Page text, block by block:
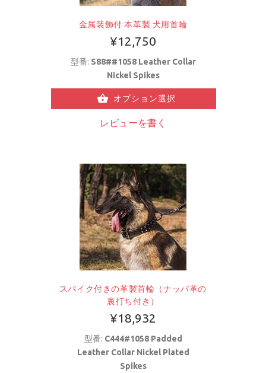
金属装飾付 本革製 犬用首輪
¥12,750
型番: S88##1058 Leather Collar
Nickel Spikes
オプション選択
レビューを書く
スパイク付きの革製首輪（ナッパ革の
裏打ち付き）
¥18,932
型番: C444#1058 Padded
Leather Collar Nickel Plated
Spikes